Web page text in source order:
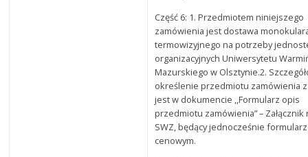
Część 6: 1. Przedmiotem niniejszego
zamówienia jest dostawa
termowizyjnego na potrzeby
organizacyjnych Uniwersytetu
Mazurskiego w Olsztynie.2.
określenie przedmiotu zamówienia
jest w dokumencie ,,Formularz opis
przedmiotu zamówienia” – Załącznik
SWZ, będący jednocześnie
cenowym.